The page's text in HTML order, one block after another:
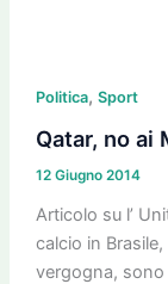
Politica, Sport
Qatar, no ai
12 Giugno 2014
Articolo su l’
calcio in
vergogna, sono
no
ai
Mondiali
della
vergogna